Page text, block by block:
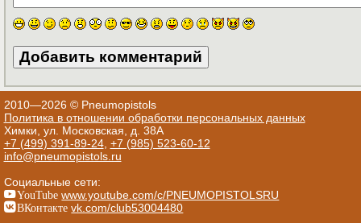
2010—2026 © Pneumopistols
Политика в отношении обработки персональных данных
Химки, ул. Московская, д. 38А
+7 (499) 391-89-24, +7 (985) 523-60-12
info@pneumopistols.ru
Социальные сети:
YouTube www.youtube.com/c/PNEUMOPISTOLSRU
ВКонтакте vk.com/club53004480